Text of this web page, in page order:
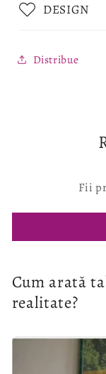
DESIGN
Distribue
Fii
Cum arată
realitate?